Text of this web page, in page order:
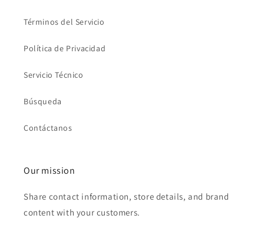
Términos del Servicio
Política de Privacidad
Servicio Técnico
Búsqueda
Contáctanos
Our mission
Share contact information, store details, and brand
content with your customers.